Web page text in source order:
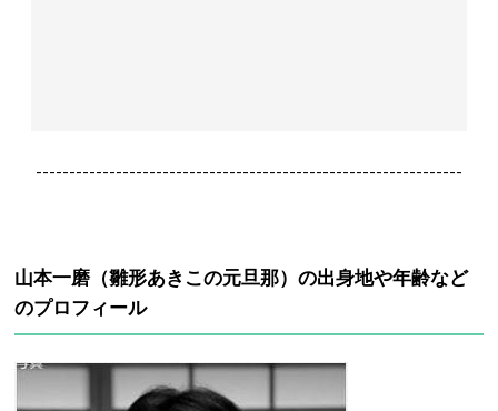
----------------------------------------------------------------
山本一磨（雛形あきこの元旦那）の出身地や年齢など
のプロフィール